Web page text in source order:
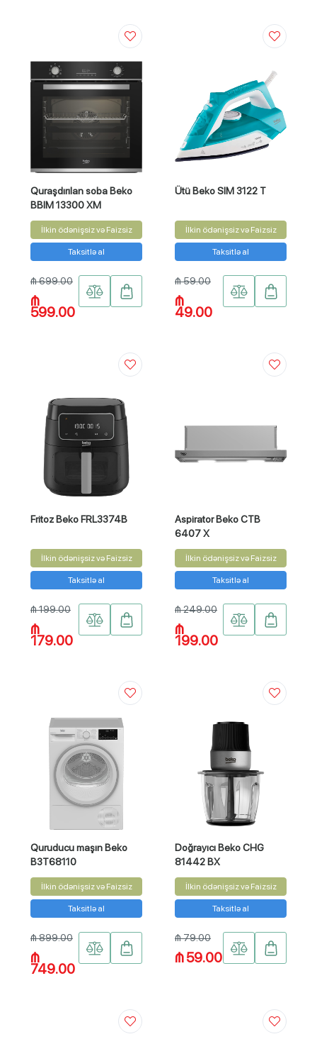
Quraşdırılan soba Beko
BBIM 13300 XM
İlkin ödənişsiz və Faizsiz
Taksitlə al
₼ 699.00
₼
599.00
Ütü Beko SIM 3122 T
İlkin ödənişsiz və Faizsiz
Taksitlə al
₼ 59.00
₼
49.00
Fritoz Beko FRL3374B
İlkin ödənişsiz və Faizsiz
Taksitlə al
₼ 199.00
₼
179.00
Aspirator Beko CTB
6407 X
İlkin ödənişsiz və Faizsiz
Taksitlə al
₼ 249.00
₼
199.00
Quruducu maşın Beko
B3T68110
İlkin ödənişsiz və Faizsiz
Taksitlə al
₼ 899.00
₼
749.00
Doğrayıcı Beko CHG
81442 BX
İlkin ödənişsiz və Faizsiz
Taksitlə al
₼ 79.00
₼ 59.00